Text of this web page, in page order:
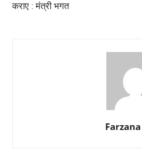
कराए : मंत्री भगत